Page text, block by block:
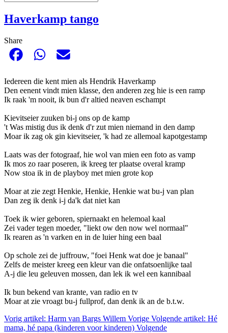
Haverkamp tango
Share
Iedereen die kent mien als Hendrik Haverkamp
Den eenent vindt mien klasse, den anderen zeg hie is een ramp
Ik raak 'm nooit, ik bun d'r altied neaven eschampt
Kievitseier zuuken bi-j ons op de kamp
't Was mistig dus ik denk d'r zut mien niemand in den damp
Moar ik zag ok gin kievitseier, 'k had ze allemoal kapotgestamp
Laats was der fotograaf, hie wol van mien een foto as vamp
Ik mos zo raar poseren, ik kreeg ter plaatse overal kramp
Now stoa ik in de playboy met mien grote kop
Moar at zie zegt Henkie, Henkie, Henkie wat bu-j van plan
Dan zeg ik denk i-j da'k dat niet kan
Toek ik wier geboren, spiernaakt en helemoal kaal
Zei vader tegen moeder, "liekt ow den now wel normaal"
Ik rearen as 'n varken en in de luier hing een baal
Op schole zei de juffrouw, "foei Henk wat doe je banaal"
Zelfs de meister kreeg een kleur van die onfatsoenlijke taal
A-j die leu geleuven mossen, dan lek ik wel een kannibaal
Ik bun bekend van krante, van radio en tv
Moar at zie vroagt bu-j fullprof, dan denk ik an de b.t.w.
Vorig artikel: Harm van Bargs Willem Vorige Volgende artikel: Hé
mama, hé papa (kinderen voor kinderen) Volgende